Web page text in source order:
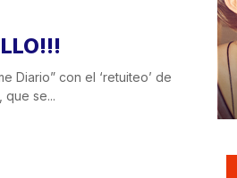
Diario” con el ‘retuiteo’ de
que se...